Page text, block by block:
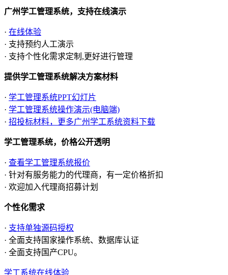
广州学工管理系统，支持在线演示
· 在线体验
· 支持预约人工演示
· 支持个性化需求定制,更好进行管理
提供学工管理系统解决方案材料
· 学工管理系统PPT幻灯片
· 学工管理系统操作演示(电脑端)
· 招投标材料，更多广州学工系统资料下载
学工管理系统，价格公开透明
· 查看学工管理系统报价
· 针对有服务能力的代理商，有一定价格折扣
· 欢迎加入代理商招募计划
个性化需求
· 支持单独源码授权
· 全面支持国家操作系统、数据库认证
· 全面支持国产CPU。
学工系统在线体验